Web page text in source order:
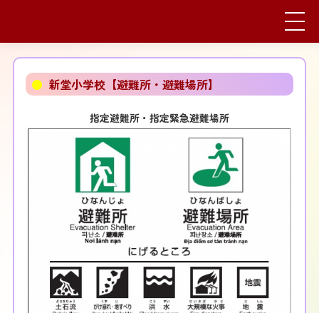
● 新堂小学校【避難所・避難場所】
指定避難所・指定緊急避難場所